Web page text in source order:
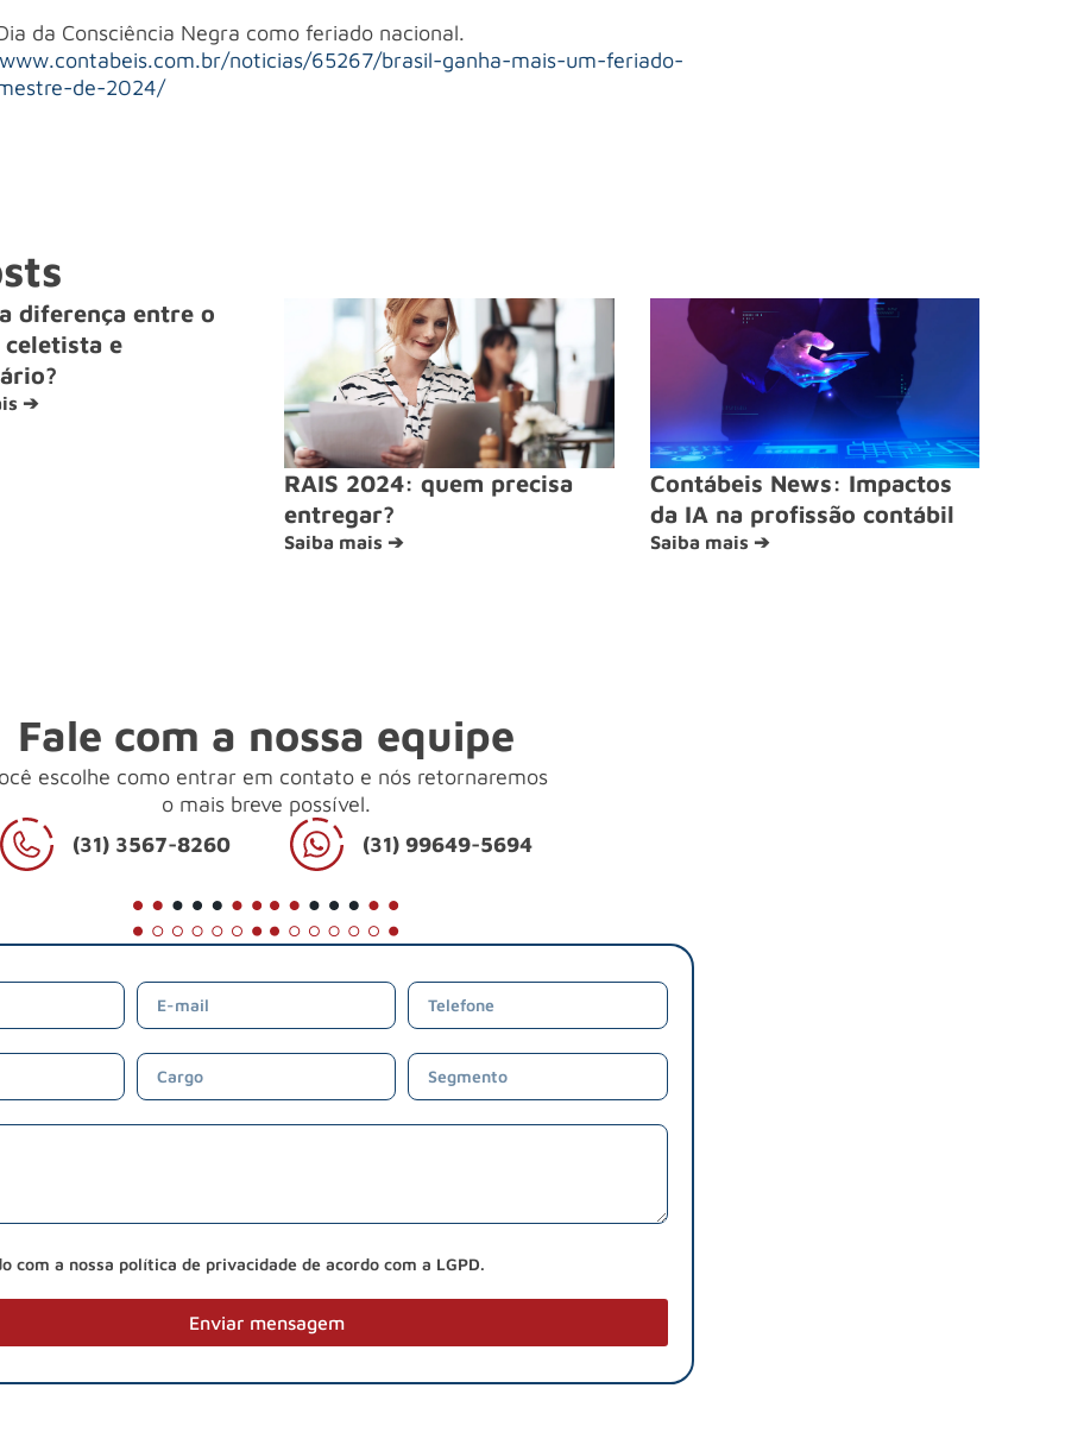
da Consciência Negra como feriado nacional.
noticias/65267/brasil-ganha-mais-um-feriado-
de-2024/
diferença entre o
e
➔
RAIS 2024: quem precisa
entregar?
Saiba mais ➔
Contábeis News: Impactos
da IA na profissão contábil
Saiba mais ➔
Fale com a nossa equipe
escolhe como entrar em contato e nós retornaremos
o mais breve possível.
(31) 3567-8260
(31) 99649-5694
com a nossa política de privacidade de acordo com a LGPD.
Enviar mensagem